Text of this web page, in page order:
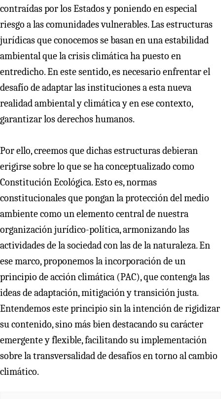
contraídas por los Estados y poniendo en especial
riesgo a las comunidades vulnerables. Las estructuras
jurídicas que conocemos se basan en una estabilidad
ambiental que la crisis climática ha puesto en
entredicho. En este sentido, es necesario enfrentar el
desafío de adaptar las instituciones a esta nueva
realidad ambiental y climática y en ese contexto,
garantizar los derechos humanos.
Por ello, creemos que dichas estructuras debieran
erigirse sobre lo que se ha conceptualizado como
Constitución Ecológica. Esto es, normas
constitucionales que pongan la protección del medio
ambiente como un elemento central de nuestra
organización jurídico-política, armonizando las
actividades de la sociedad con las de la naturaleza. En
ese marco, proponemos la incorporación de un
principio de acción climática (PAC), que contenga las
ideas de adaptación, mitigación y transición justa.
Entendemos este principio sin la intención de rigidizar
su contenido, sino más bien destacando su carácter
emergente y flexible, facilitando su implementación
sobre la transversalidad de desafíos en torno al cambio
climático.